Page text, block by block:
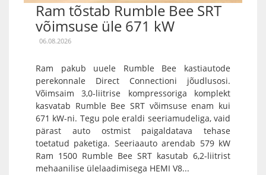
Ram tõstab Rumble Bee SRT
võimsuse üle 671 kW
06.08.2026
Ram pakub uuele Rumble Bee kastiautode
perekonnale Direct Connectioni jõudlusosi.
Võimsaim 3,0-liitrise kompressoriga komplekt
kasvatab Rumble Bee SRT võimsuse enam kui
671 kW-ni. Tegu pole eraldi seeriamudeliga, vaid
pärast auto ostmist paigaldatava tehase
toetatud paketiga. Seeriaauto arendab 579 kW
Ram 1500 Rumble Bee SRT kasutab 6,2-liitrist
mehaanilise ülelaadimisega HEMI V8...